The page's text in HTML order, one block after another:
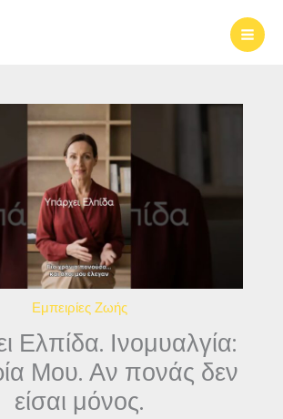
Εμπειρίες Ζωής
Ελπίδα. Ινομυαλγία:
Μου. Αν πονάς δεν
είσαι μόνος.